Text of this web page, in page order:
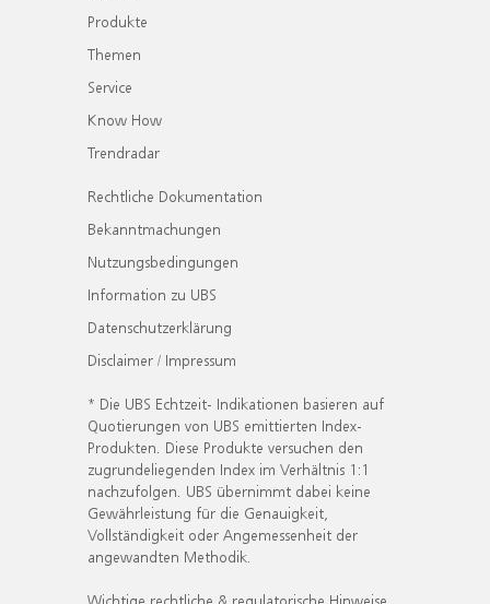
Produkte
Themen
Service
Know How
Trendradar
Rechtliche Dokumentation
Bekanntmachungen
Nutzungsbedingungen
Information zu UBS
Datenschutzerklärung
Disclaimer / Impressum
* Die UBS Echtzeit- Indikationen basieren auf
Quotierungen von UBS emittierten Index-
Produkten. Diese Produkte versuchen den
zugrundeliegenden Index im Verhältnis 1:1
nachzufolgen. UBS übernimmt dabei keine
Gewährleistung für die Genauigkeit,
Vollständigkeit oder Angemessenheit der
angewandten Methodik.